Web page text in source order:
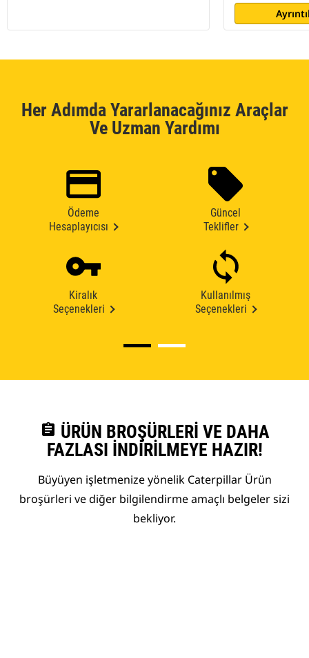
Her Adımda Yararlanacağınız Araçlar
Ve Uzman Yardımı
Ödeme
Hesaplayıcısı
Güncel
Teklifler
Kiralık
Seçenekleri
Kullanılmış
Seçenekleri
assignment ÜRÜN BROŞÜRLERI VE DAHA
FAZLASI İNDIRILMEYE HAZIR!
Büyüyen işletmenize yönelik Caterpillar Ürün
broşürleri ve diğer bilgilendirme amaçlı belgeler sizi
bekliyor.